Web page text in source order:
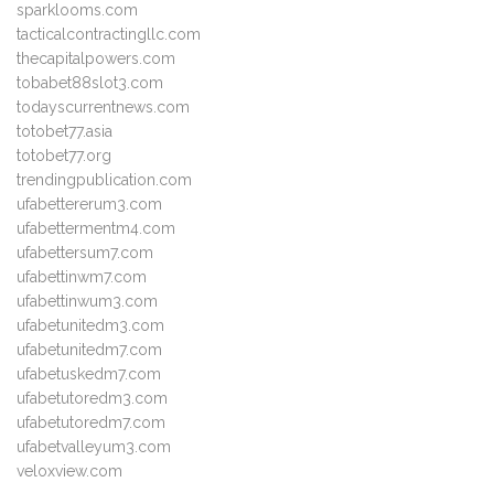
sparklooms.com
tacticalcontractingllc.com
thecapitalpowers.com
tobabet88slot3.com
todayscurrentnews.com
totobet77.asia
totobet77.org
trendingpublication.com
ufabettererum3.com
ufabettermentm4.com
ufabettersum7.com
ufabettinwm7.com
ufabettinwum3.com
ufabetunitedm3.com
ufabetunitedm7.com
ufabetuskedm7.com
ufabetutoredm3.com
ufabetutoredm7.com
ufabetvalleyum3.com
veloxview.com